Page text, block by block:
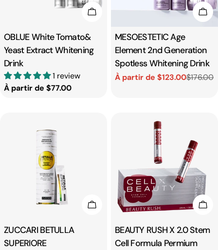
Choisissez Les Options
Taper:
OBLUE White Tomato&
Yeast Extract Whitening
Drink
1 review
Prix
À partir de $77.00
Taper:
MESOESTETIC Age
Element 2nd Generation
Spotless Whitening Drink
Prix
À partir de $123.00
Prix
$176.00
Choisissez Les Options
Taper:
ZUCCARI BETULLA
SUPERIORE
Taper:
BEAUTY RUSH X 2.0 Stem
Cell Formula Permium